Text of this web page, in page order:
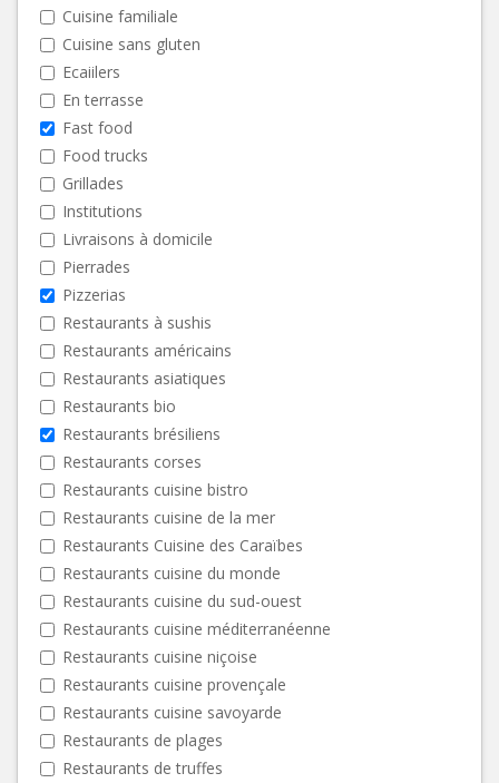
Cuisine familiale
Cuisine sans gluten
Ecaiilers
En terrasse
Fast food
Food trucks
Grillades
Institutions
Livraisons à domicile
Pierrades
Pizzerias
Restaurants à sushis
Restaurants américains
Restaurants asiatiques
Restaurants bio
Restaurants brésiliens
Restaurants corses
Restaurants cuisine bistro
Restaurants cuisine de la mer
Restaurants Cuisine des Caraïbes
Restaurants cuisine du monde
Restaurants cuisine du sud-ouest
Restaurants cuisine méditerranéenne
Restaurants cuisine niçoise
Restaurants cuisine provençale
Restaurants cuisine savoyarde
Restaurants de plages
Restaurants de truffes